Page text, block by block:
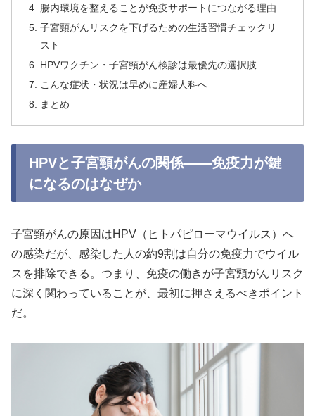
腸内環境を整えることが免疫サポートにつながる理由
子宮頸がんリスクを下げるための生活習慣チェックリ
スト
HPVワクチン・子宮頸がん検診は最優先の選択肢
こんな症状・状況は早めに産婦人科へ
まとめ
HPVと子宮頸がんの関係——免疫力が鍵
になるのはなぜか
子宮頸がんの原因はHPV（ヒトパピローマウイルス）へ
の感染だが、感染した人の約9割は自分の免疫力でウイル
スを排除できる。つまり、免疫の働きが子宮頸がんリスク
に深く関わっていることが、最初に押さえるべきポイント
だ。